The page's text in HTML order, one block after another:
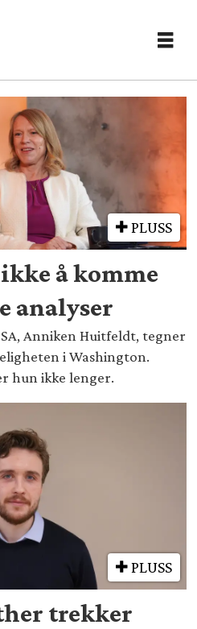
PLUSS
å komme
analyser
Anniken Huitfeldt, tegner
i Washington.
hun ikke lenger.
PLUSS
trekker